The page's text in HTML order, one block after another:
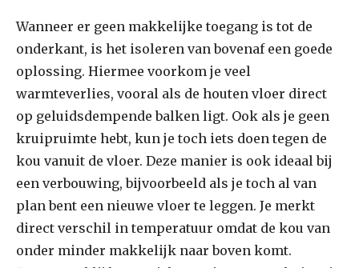
Wanneer er geen makkelijke toegang is tot de
onderkant, is het isoleren van bovenaf een goede
oplossing. Hiermee voorkom je veel
warmteverlies, vooral als de houten vloer direct
op geluidsdempende balken ligt. Ook als je geen
kruipruimte hebt, kun je toch iets doen tegen de
kou vanuit de vloer. Deze manier is ook ideaal bij
een verbouwing, bijvoorbeeld als je toch al van
plan bent een nieuwe vloer te leggen. Je merkt
direct verschil in temperatuur omdat de kou van
onder minder makkelijk naar boven komt.